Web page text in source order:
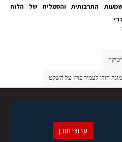
התרבותית והסמלית של הלוח
הודו לעמיר פרץ על השקט
ערוצי תוכן